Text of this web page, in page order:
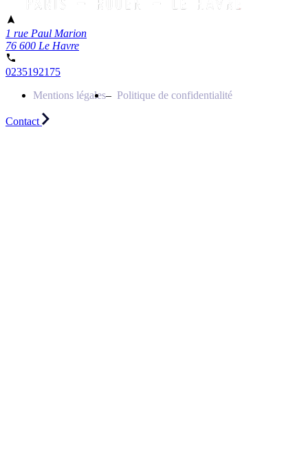
1 rue Paul Marion
76 600 Le Havre
0235192175
Mentions légales
Politique de confidentialité
Contact